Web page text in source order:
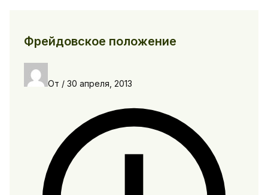
Фрейдовское положение
От / 30 апреля, 2013